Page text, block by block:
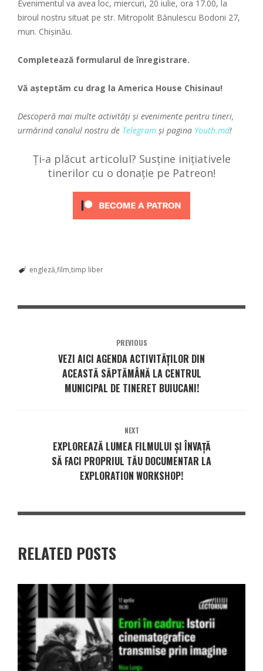
Evenimentul va avea loc, miercuri, 20 iulie, ora 17.00, la
biroul nostru situat pe str. Mitropolit Bănulescu Bodoni 27,
mun. Chișinău.
Completează formularul de înregistrare.
Vă așteptăm cu drag la America House Chisinau!
Descoperă mai multe activități și evenimente pentru tineri,
urmărind canalul nostru de Telegram și pagina Youth.md!
Ți-a plăcut articolul? Susține inițiativele
tinerilor cu o donație pe Patreon!
engleză film timp liber
PREVIOUS
VEZI AICI AGENDA ACTIVITĂȚILOR DIN
ACEASTĂ SĂPTĂMÂNĂ LA CENTRUL
MUNICIPAL DE TINERET BUIUCANI!
NEXT
EXPLOREAZĂ LUMEA FILMULUI ȘI ÎNVAȚĂ
SĂ FACI PROPRIUL TĂU DOCUMENTAR LA
EXPLORATION WORKSHOP!
RELATED POSTS